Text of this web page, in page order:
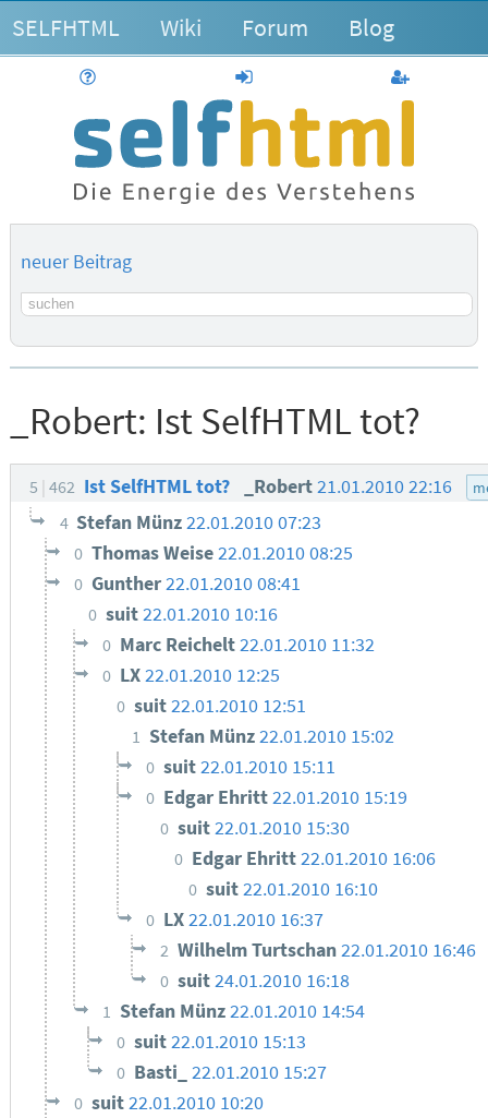
SELFHTML Wiki Forum Blog
anmelden
neuer Beitrag
Suchbegriff
_Robert: Ist SelfHTML tot?
5 462 Ist SelfHTML tot? _Robert21.01.2010 22:16
4 Stefan Münz22.01.2010 07:23
0 Thomas Weise22.01.2010 08:25
0 Gunther22.01.2010 08:41
0 suit22.01.2010 10:16
0 Marc Reichelt22.01.2010 11:32
0 LX22.01.2010 12:25
0 suit22.01.2010 12:51
1 Stefan Münz22.01.2010 15:02
0 suit22.01.2010 15:11
0 Edgar Ehritt22.01.2010 15:19
0 suit22.01.2010 15:30
0 Edgar Ehritt22.01.2010 16:06
0 suit22.01.2010 16:10
0 LX22.01.2010 16:37
2 Wilhelm Turtschan22.01.2010 16:46
0 suit24.01.2010 16:18
1 Stefan Münz22.01.2010 14:54
0 suit22.01.2010 15:13
0 Basti_22.01.2010 15:27
0 suit22.01.2010 10:20